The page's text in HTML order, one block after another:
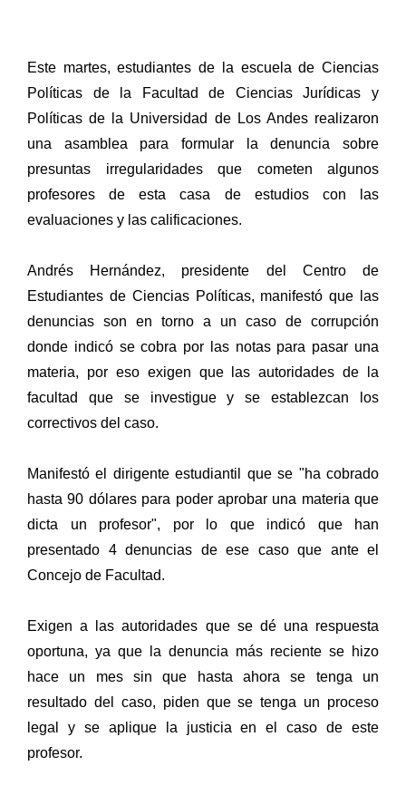
Este martes, estudiantes de la escuela de Ciencias
Políticas de la Facultad de Ciencias Jurídicas y
Políticas de la Universidad de Los Andes realizaron
una asamblea para formular la denuncia sobre
presuntas irregularidades que cometen algunos
profesores de esta casa de estudios con las
evaluaciones y las calificaciones.
Andrés Hernández, presidente del Centro de
Estudiantes de Ciencias Políticas, manifestó que las
denuncias son en torno a un caso de corrupción
donde indicó se cobra por las notas para pasar una
materia, por eso exigen que las autoridades de la
facultad que se investigue y se establezcan los
correctivos del caso.
Manifestó el dirigente estudiantil que se "ha cobrado
hasta 90 dólares para poder aprobar una materia que
dicta un profesor", por lo que indicó que han
presentado 4 denuncias de ese caso que ante el
Concejo de Facultad.
Exigen a las autoridades que se dé una respuesta
oportuna, ya que la denuncia más reciente se hizo
hace un mes sin que hasta ahora se tenga un
resultado del caso, piden que se tenga un proceso
legal y se aplique la justicia en el caso de este
profesor.